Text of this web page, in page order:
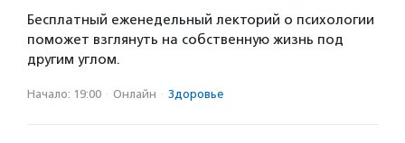
Бесплатный еженедельный лекторий о психологии
поможет взглянуть на собственную жизнь под
другим углом.
Начало: 19:00 · Онлайн · Здоровье